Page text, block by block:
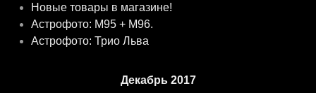
Новые товары в магазине!
Астрофото: M95 + M96.
Астрофото: Трио Льва
Декабрь 2017